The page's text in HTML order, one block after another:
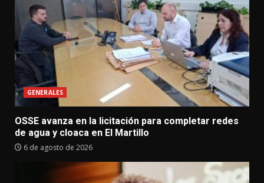
GENERALES
OSSE avanza en la licitación para completar redes
de agua y cloaca en El Martillo
6 de agosto de 2026